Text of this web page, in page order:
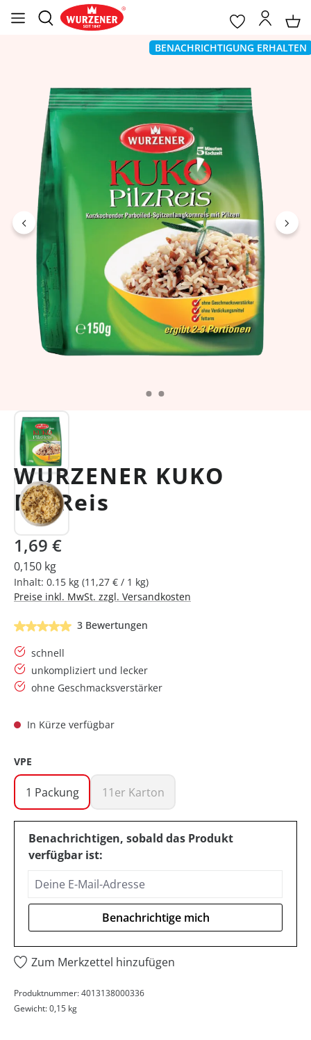
BENACHRICHTIGUNG ERHALTEN
WURZENER KUKO
PilzReis
Regulärer Preis:
1,69 €
0,150 kg
Inhalt: 0.15 kg (11,27 € / 1 kg)
Preise inkl. MwSt. zzgl. Versandkosten
Durchschnittliche Bewertung von 5 von 5 Sternen
3 Bewertungen
schnell
unkompliziert und lecker
ohne Geschmacksverstärker
In Kürze verfügbar
VPE
1 Packung
(Diese Option ist zurzeit nicht verfügbar.)
11er Karton(Diese Option ist zurzeit nicht
Benachrichtigen, sobald das Produkt
verfügbar ist:
Deine E-Mail-Adresse
Benachrichtige mich
Zum Merkzettel hinzufügen
Produktnummer:4013138000336
Gewicht:0,15 kg